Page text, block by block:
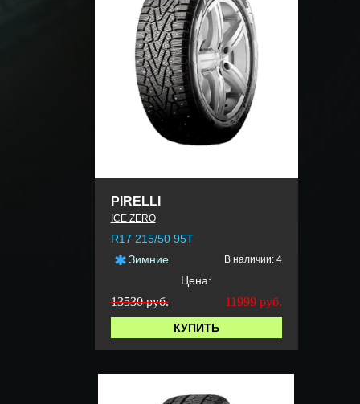
PIRELLI
ICE ZERO
R17 215/50 95T
Зимние
В наличии: 4
Цена:
13530 руб. 11999 руб.
КУПИТЬ